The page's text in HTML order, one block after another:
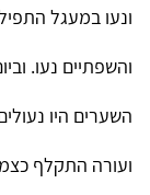
ונעו במעגל
והשפתיים נעו.
השערים היו
ועורה התקלף